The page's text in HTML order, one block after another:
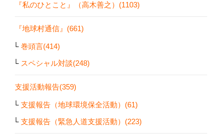
『私のひとこと』（高木善之）(1103)
『地球村通信』(661)
巻頭言(414)
スペシャル対談(248)
支援活動報告(359)
支援報告（地球環境保全活動）(61)
支援報告（緊急人道支援活動）(223)